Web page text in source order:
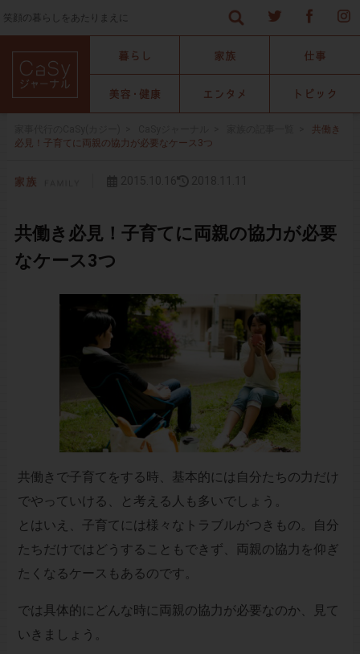
笑顔の暮らしをあたりまえに
共働き
必見！子育てに両親の協力が必要なケース3つ
共働き必見！子育てに両親の協力が必要
なケース3つ
共働きで子育てをする時、基本的には自分たちの力だけ
でやっていける、と考える人も多いでしょう。
とはいえ、子育てには様々なトラブルがつきもの。自分
たちだけではどうすることもできず、両親の協力を仰ぎ
たくなるケースもあるのです。
では具体的にどんな時に両親の協力が必要なのか、見て
いきましょう。